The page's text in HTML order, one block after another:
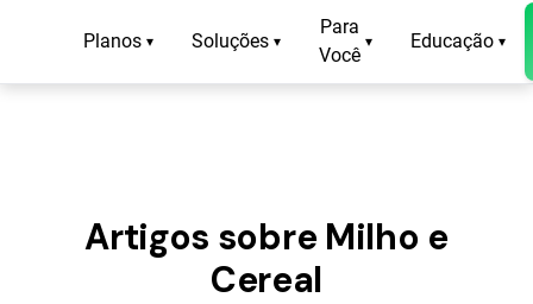
Planos ▾ Soluções ▾
Para
Você
▾ Educação ▾
Artigos sobre Milho e
Cereal